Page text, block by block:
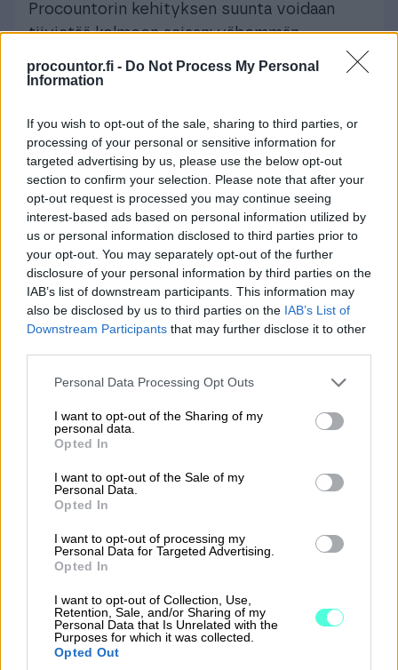
procountor.fi - Do Not Process My Personal
Information
If you wish to opt-out of the sale, sharing to third parties, or
processing of your personal or sensitive information for
targeted advertising by us, please use the below opt-out
section to confirm your selection. Please note that after your
opt-out request is processed you may continue seeing
interest-based ads based on personal information utilized by
us or personal information disclosed to third parties prior to
your opt-out. You may separately opt-out of the further
disclosure of your personal information by third parties on the
IAB’s list of downstream participants. This information may
also be disclosed by us to third parties on the IAB’s List of
Downstream Participants that may further disclose it to other
Please note that this website/app uses one or more Google
not limited to your visit or usage behaviour. You may click to
grant or deny consent to Google and its third-party tags to
use your data for below specified purposes in below Google
consent section.
Personal Data Processing Opt Outs
I want to opt-out of the Sharing of my
personal data.
Opted In
I want to opt-out of the Sale of my
Personal Data.
Opted In
I want to opt-out of processing my
Personal Data for Targeted Advertising.
Opted In
I want to opt-out of Collection, Use,
Retention, Sale, and/or Sharing of my
Personal Data that Is Unrelated with the
Purposes for which it was collected.
Opted Out
Procountorin kehityksen suunta voidaan
tiivistää kolmeen asiaan: vähemmän
klikkailua, enemmän automaatiota ja
parempaa näkyvyyttä liiketoimintaan. Uuden
taloushallinnosta sujuvampaa sekä kokeneille
käyttäjille että niille, jotka käyttävät
ohjelmistoa harvemmin.
Älykkäämpi ohjelmisto:Tekoälyä ja
automaatiota tuodaan vaiheittain osaksi
päivittäisiä työnkulkuja, jotta käyttäjä
löytää tiedon nopeammin ja voi keskittyä
päätöksiin rutiinien sijasta.
kehittämään niitä käyttäjäpalautteen
perusteella.
Parempi arki tilitoimistoille ja yrityksille:
Tavoitteena on, että rutiinitehtävät,
muodostavat helppokäyttöisemmän ja
Nyt on hyvä aika ottaa
uusi käyttöliittymä